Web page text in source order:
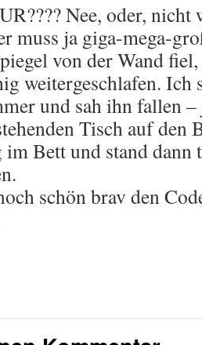
Nee, oder,
muss ja giga-mega-
von der Wand
weitergeschlafen. Ich
und sah ihn fallen
Tisch auf den
Bett und stand dann
schön brav den